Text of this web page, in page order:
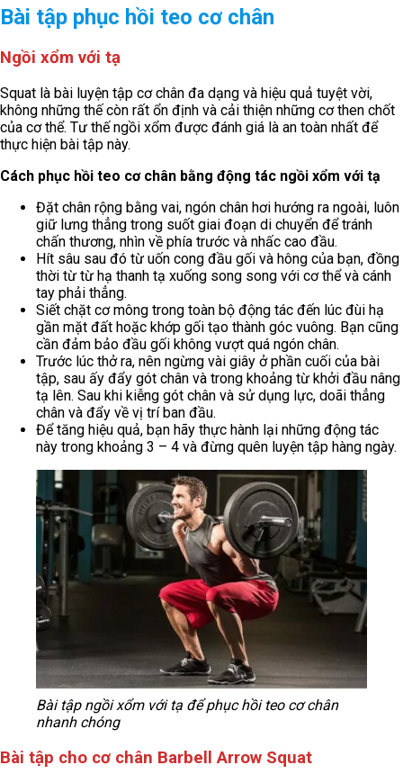
Bài tập phục hồi teo cơ chân
Ngồi xổm với tạ
Squat là bài luyện tập cơ chân đa dạng và hiệu quả tuyệt vời,
không những thế còn rất ổn định và cải thiện những cơ then chốt
của cơ thể. Tư thế ngồi xổm được đánh giá là an toàn nhất để
thực hiện bài tập này.
Cách phục hồi teo cơ chân bằng động tác ngồi xổm với tạ
Đặt chân rộng bằng vai, ngón chân hơi hướng ra ngoài, luôn
giữ lưng thẳng trong suốt giai đoạn di chuyển để tránh
chấn thương, nhìn về phía trước và nhấc cao đầu.
Hít sâu sau đó từ uốn cong đầu gối và hông của bạn, đồng
thời từ từ hạ thanh tạ xuống song song với cơ thể và cánh
tay phải thẳng.
Siết chặt cơ mông trong toàn bộ động tác đến lúc đùi hạ
gần mặt đất hoặc khớp gối tạo thành góc vuông. Bạn cũng
cần đảm bảo đầu gối không vượt quá ngón chân.
Trước lúc thở ra, nên ngừng vài giây ở phần cuối của bài
tập, sau ấy đẩy gót chân và trong khoảng từ khởi đầu nâng
tạ lên. Sau khi kiễng gót chân và sử dụng lực, doãi thẳng
chân và đẩy về vị trí ban đầu.
Để tăng hiệu quả, bạn hãy thực hành lại những động tác
này trong khoảng 3 – 4 và đừng quên luyện tập hàng ngày.
Bài tập ngồi xổm với tạ để phục hồi teo cơ chân
nhanh chóng
Bài tập cho cơ chân Barbell Arrow Squat